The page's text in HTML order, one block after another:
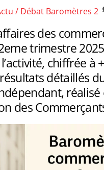
/ Débat Baromètres 2
des
trimestre
chiffrée à
détaillés
des